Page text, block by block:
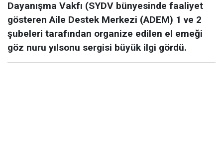
Dayanışma Vakfı (SYDV bünyesinde faaliyet
gösteren Aile Destek Merkezi (ADEM) 1 ve 2
şubeleri tarafından organize edilen el emeği
göz nuru yılsonu sergisi büyük ilgi gördü.